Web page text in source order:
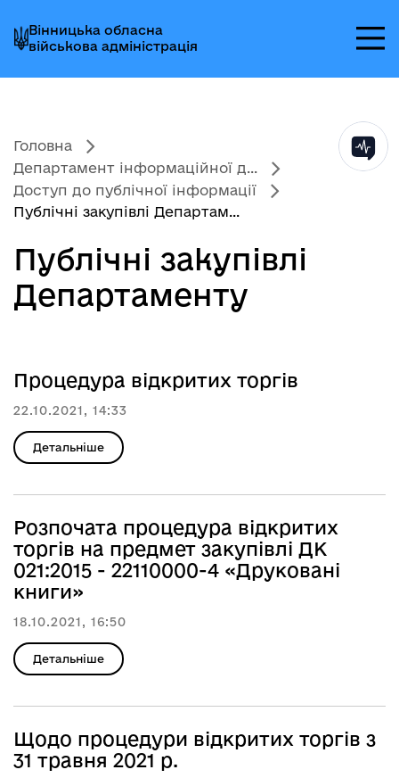
до
головного
меню
до
головного
вмісту
до
головного
колонтитула
Вінницька обласна
військова адміністрація
Головна
Департамент інформаційної д...
Доступ до публічної інформації
Публічні закупівлі Департам...
Публічні закупівлі
Департаменту
Процедура відкритих торгів
22.10.2021, 14:33
Детальніше
Розпочата процедура відкритих
торгів на предмет закупівлі ДК
021:2015 - 22110000-4 «Друковані
книги»
18.10.2021, 16:50
Детальніше
Щодо процедури відкритих торгів з
31 травня 2021 р.